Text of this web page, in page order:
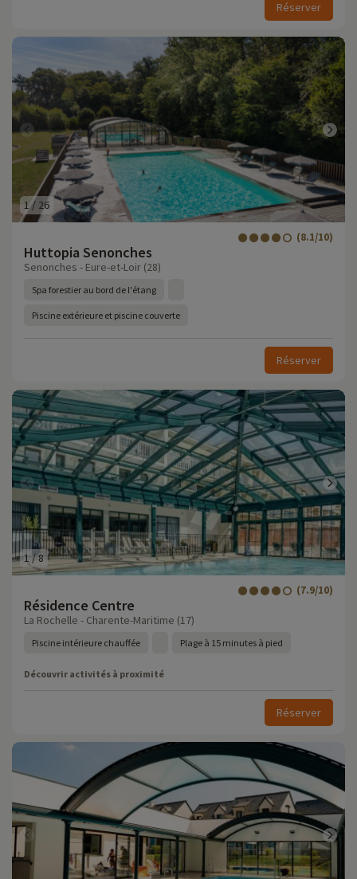
Réserver
1/ 26
Huttopia Senonches
(8.1/10)
Senonches - Eure-et-Loir (28)
Spa forestier au bord de l'étang
Piscine extérieure et piscine couverte
Réserver
1/8
Résidence Centre
(7.9/10)
La Rochelle - Charente-Maritime (17)
Piscine intérieure chauffée Plage à 15 minutes à pied
Découvrir activités à proximité
Réserver